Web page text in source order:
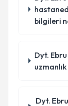
bilgileri
Dyt.
Dyt.